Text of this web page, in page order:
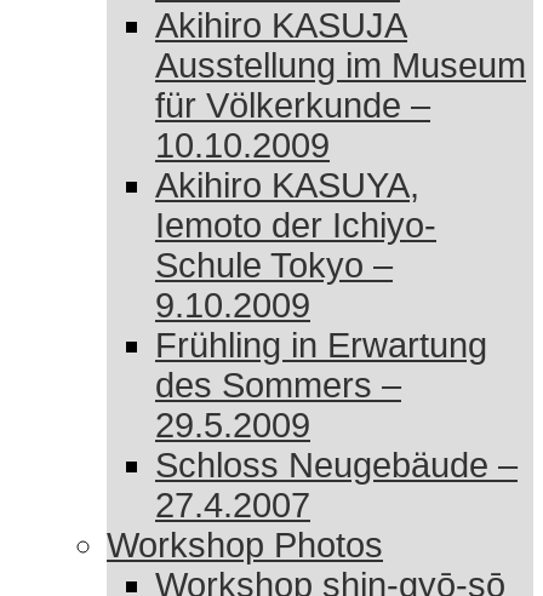
Akihiro KASUJA
Ausstellung im Museum
für Völkerkunde –
10.10.2009
Akihiro KASUYA,
Iemoto der Ichiyo-
Schule Tokyo –
9.10.2009
Frühling in Erwartung
des Sommers –
29.5.2009
Schloss Neugebäude –
27.4.2007
Workshop Photos
Workshop shin-gyō-sō